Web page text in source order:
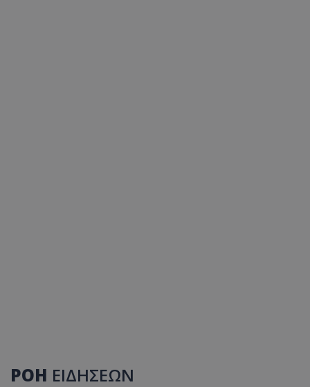
ΡΟΗ ΕΙΔΗΣΕΩΝ